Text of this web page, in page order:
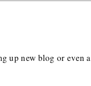
up new blog or even a